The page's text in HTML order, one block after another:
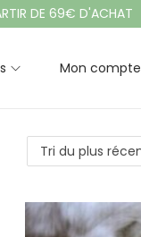
69€ D'ACHAT
Mon compte